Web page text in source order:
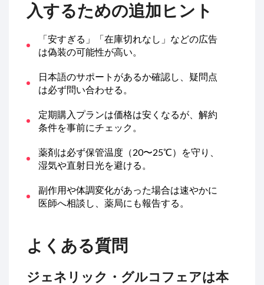
入するための追加ヒント
「安すぎる」「在庫切れなし」などの広告
は偽装の可能性が高い。
日本語のサポートがあるか確認し、疑問点
は必ず問い合わせる。
定期購入プランは価格は安くなるが、解約
条件を事前にチェック。
薬剤は必ず保管温度（20〜25℃）を守り、
湿気や直射日光を避ける。
副作用や体調変化があった場合は速やかに
医師へ相談し、薬局にも報告する。
よくある質問
ジェネリック・グルコフェアは本